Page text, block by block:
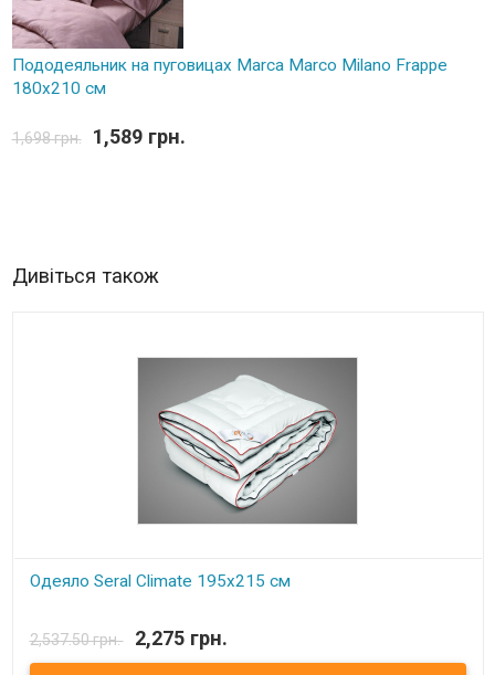
Пододеяльник на пуговицах Marca Marco Milano Frappe
180х210 см
1,698 грн. 1,589 грн.
Дивіться також
Одеяло Seral Climate 195x215 см
микрофибра. Наполнитель: 100% микрогель.​ Производитель: Seral
2,537.50 грн. 2,275 грн.